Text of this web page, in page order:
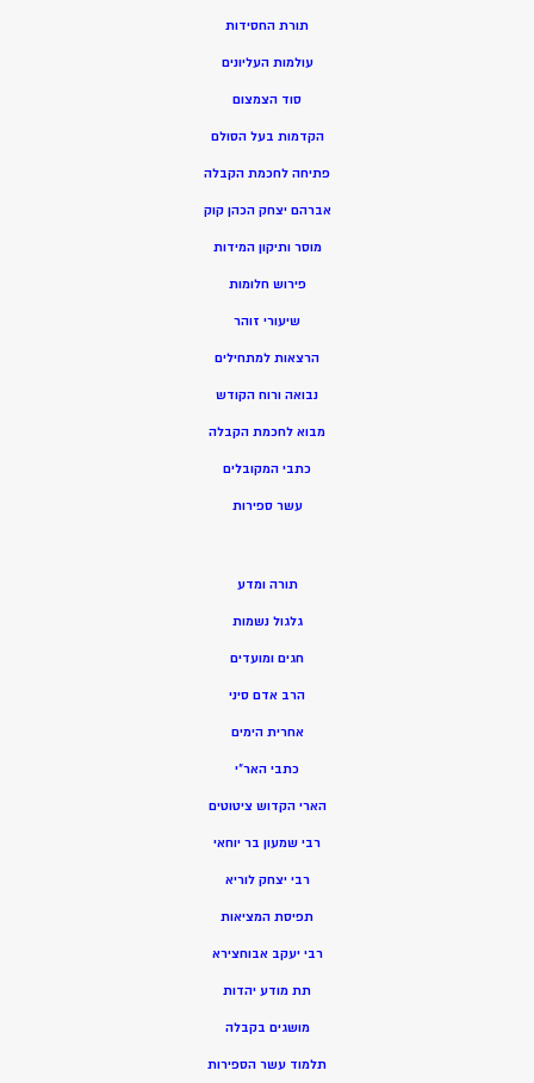
תורת החסידות
עולמות העליונים
סוד הצמצום
הקדמות בעל הסולם
פתיחה לחכמת הקבלה
אברהם יצחק הכהן קוק
מוסר ותיקון המידות
פירוש חלומות
שיעורי זוהר
הרצאות למתחילים
נבואה ורוח הקודש
מבוא לחכמת הקבלה
כתבי המקובלים
עשר ספירות
תורה ומדע
גלגול נשמות
חגים ומועדים
הרב אדם סיני
אחרית הימים
כתבי האר”י
הארי הקדוש ציטוטים
רבי שמעון בר יוחאי
רבי יצחק לוריא
תפיסת המציאות
רבי יעקב אבוחצירא
תת מודע יהדות
מושגים בקבלה
תלמוד עשר הספירות